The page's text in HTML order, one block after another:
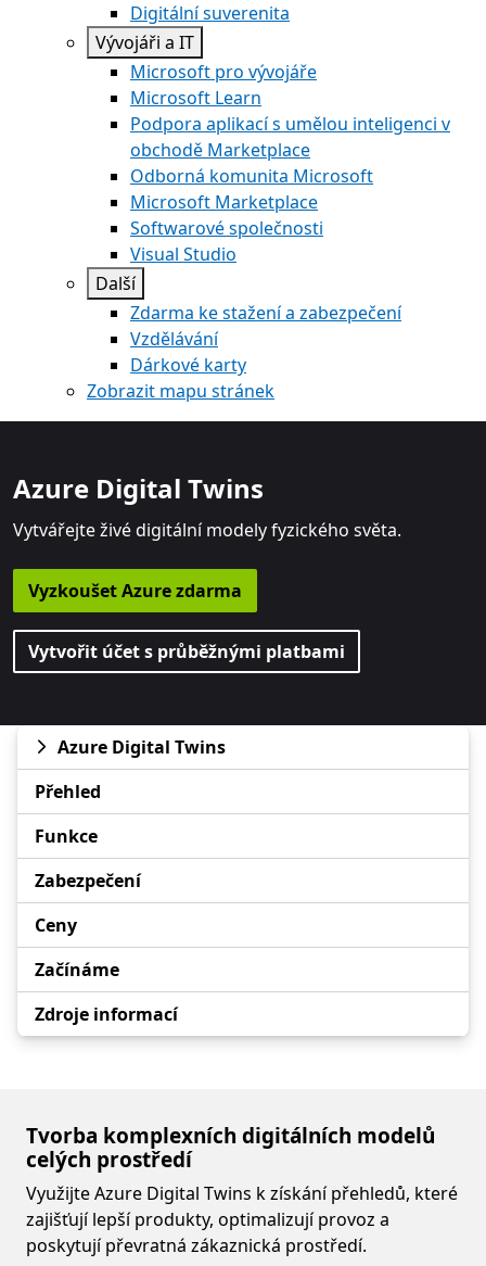
Digitální suverenita
Vývojáři a IT
Microsoft pro vývojáře
Microsoft Learn
Podpora aplikací s umělou inteligenci v
obchodě Marketplace
Odborná komunita Microsoft
Microsoft Marketplace
Softwarové společnosti
Visual Studio
Další
Zdarma ke stažení a zabezpečení
Vzdělávání
Dárkové karty
Zobrazit mapu stránek
Azure Digital Twins
Vytvářejte živé digitální modely fyzického světa.
Vyzkoušet Azure zdarma
Vytvořit účet s průběžnými platbami
Azure Digital Twins
Přehled
Funkce
Zabezpečení
Ceny
Začínáme
Zdroje informací
Tvorba komplexních digitálních modelů
celých prostředí
Využijte Azure Digital Twins k získání přehledů, které
zajišťují lepší produkty, optimalizují provoz a
poskytují převratná zákaznická prostředí.